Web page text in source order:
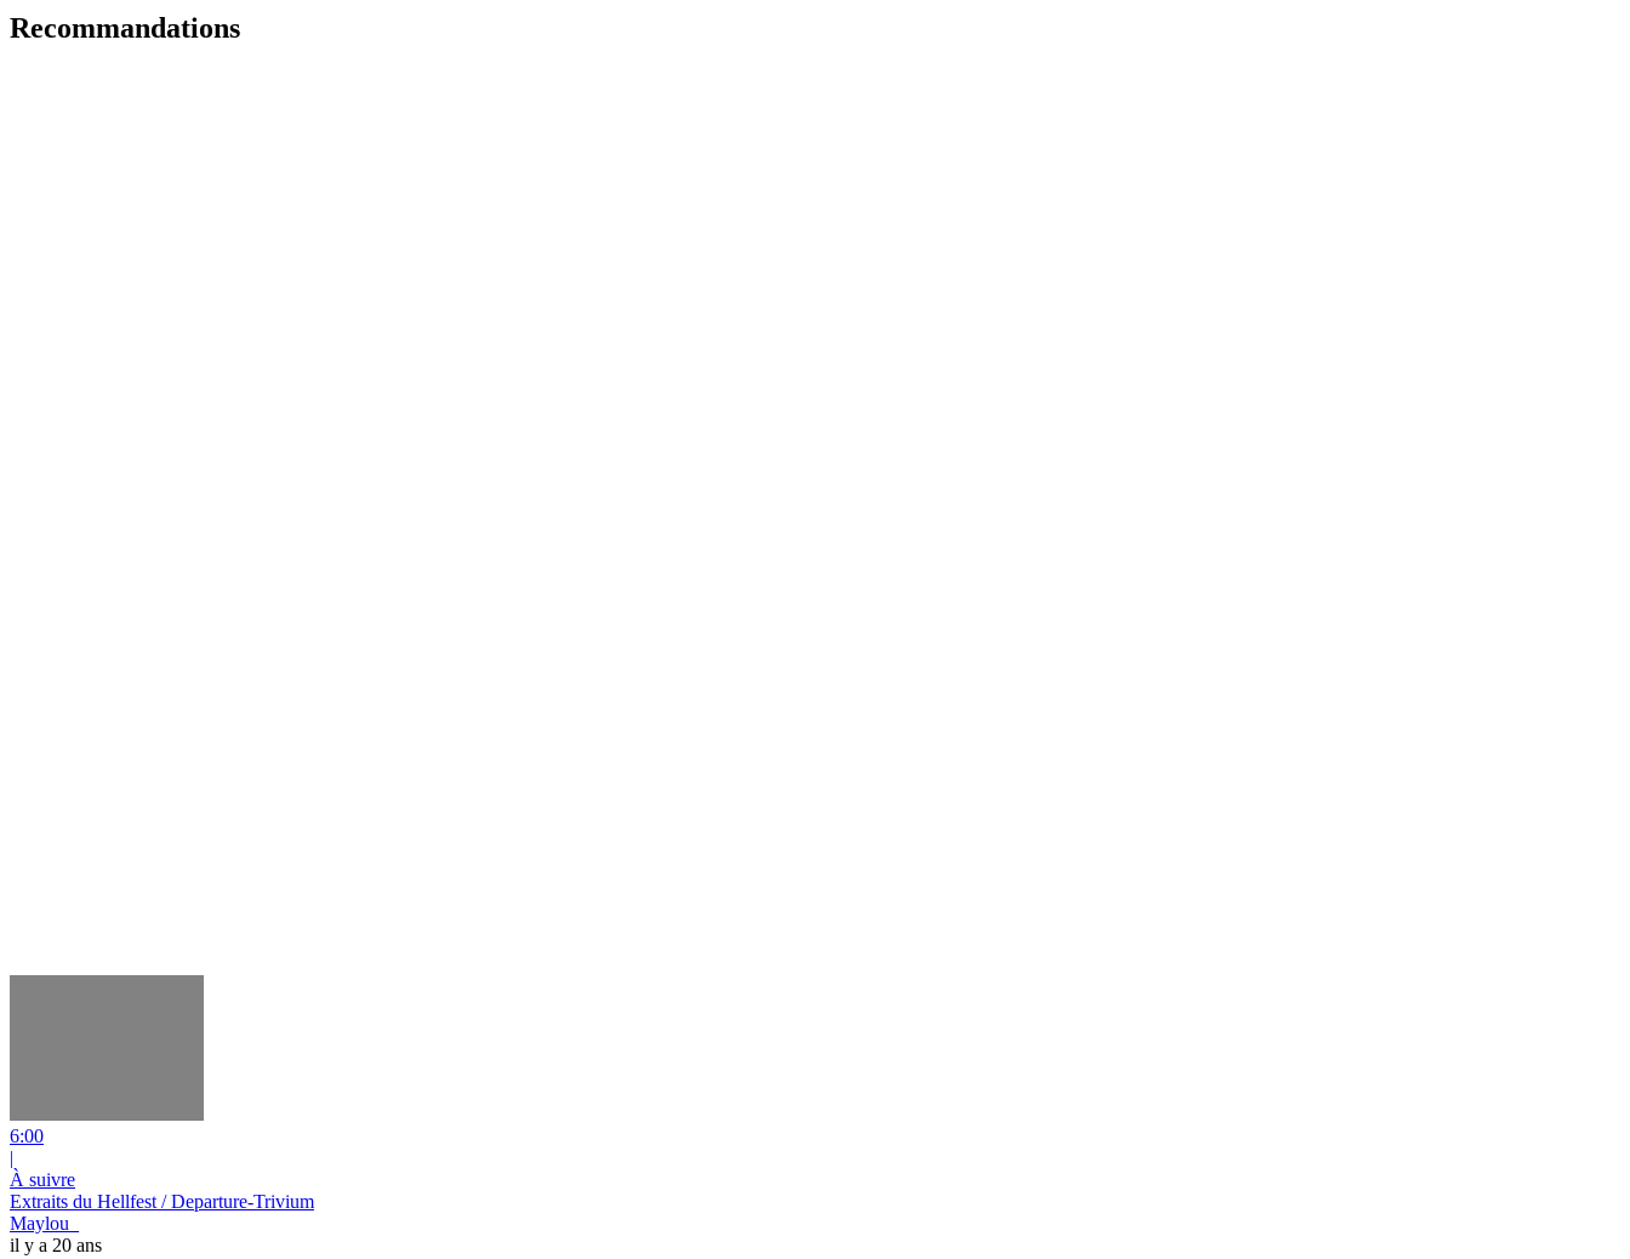
Recommandations
6:00
|
À suivre
Extraits du Hellfest / Departure-Trivium
Maylou_
il y a 20 ans